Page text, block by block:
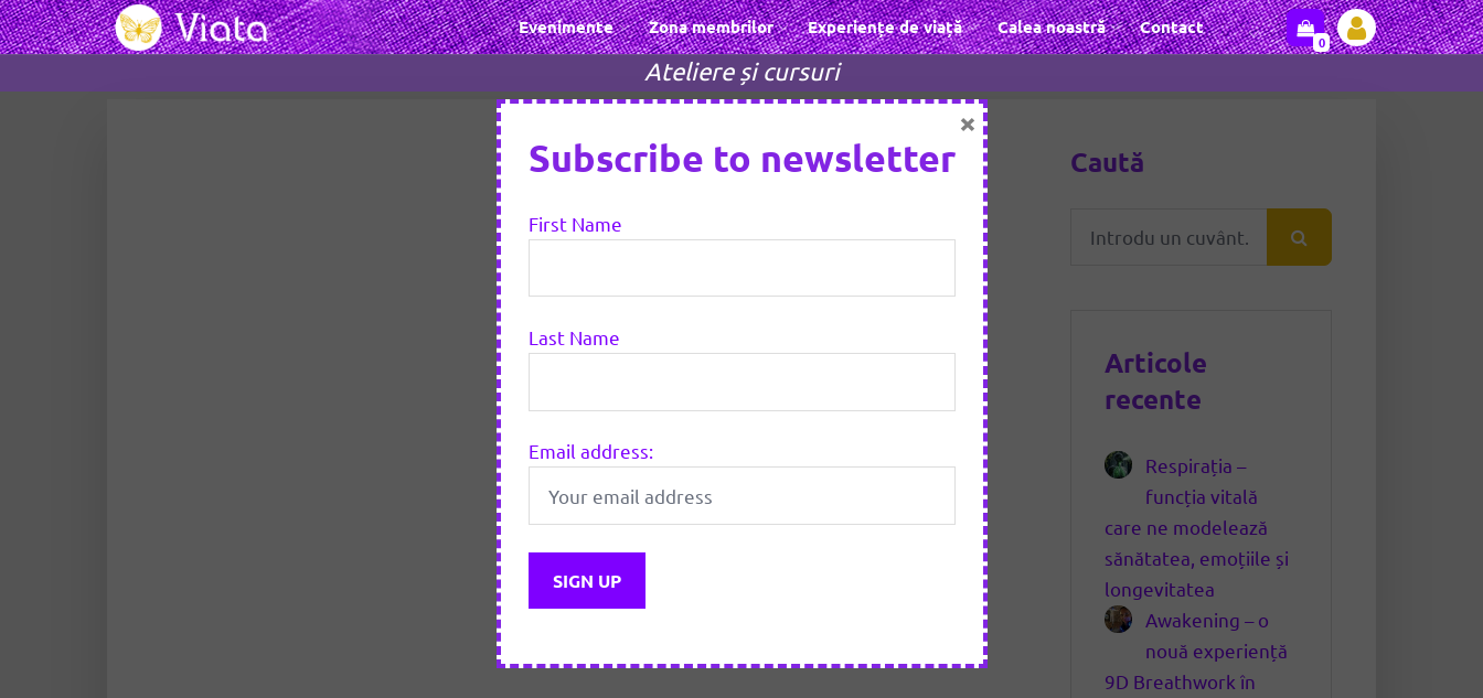
Evenimente Zona membrilor Experiențe de viață Calea noastră Contact
0
Ateliere și cursuri
Caută
Articole
recente
Respirația –
funcția vitală
care ne modelează
sănătatea, emoțiile și
longevitatea
Awakening – o
nouă experiență
9D Breathwork în
Subscribe to newsletter
First Name
Last Name
Email address:
×